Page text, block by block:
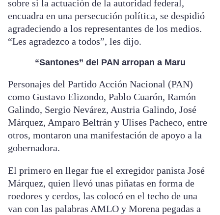
sobre si la actuación de la autoridad federal,
encuadra en una persecución política, se despidió
agradeciendo a los representantes de los medios.
“Les agradezco a todos”, les dijo.
“Santones” del PAN arropan a Maru
Personajes del Partido Acción Nacional (PAN)
como Gustavo Elizondo, Pablo Cuarón, Ramón
Galindo, Sergio Nevárez, Austria Galindo, José
Márquez, Amparo Beltrán y Ulises Pacheco, entre
otros, montaron una manifestación de apoyo a la
gobernadora.
El primero en llegar fue el exregidor panista José
Márquez, quien llevó unas piñatas en forma de
roedores y cerdos, las colocó en el techo de una
van con las palabras AMLO y Morena pegadas a